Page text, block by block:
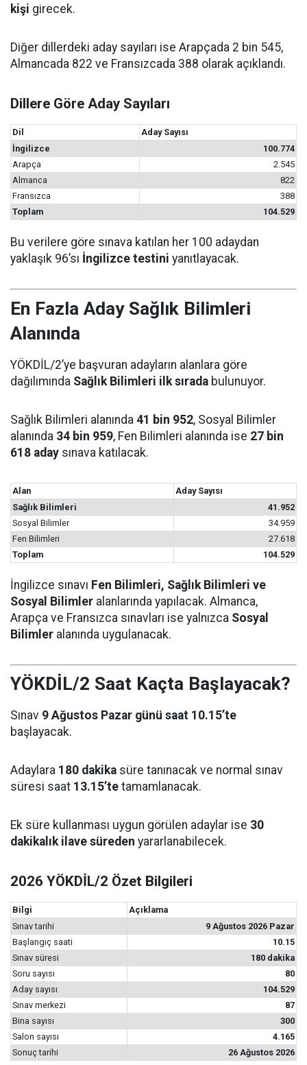
kişi girecek.
Diğer dillerdeki aday sayıları ise Arapçada 2 bin 545,
Almancada 822 ve Fransızcada 388 olarak açıklandı.
Dillere Göre Aday Sayıları
Dil
Aday Sayısı
İngilizce
100.774
Arapça
2.545
Almanca
822
Fransızca
388
Toplam
104.529
Bu verilere göre sınava katılan her 100 adaydan
yaklaşık 96’sı İngilizce testini yanıtlayacak.
En Fazla Aday Sağlık Bilimleri
Alanında
YÖKDİL/2’ye başvuran adayların alanlara göre
dağılımında Sağlık Bilimleri ilk sırada bulunuyor.
Sağlık Bilimleri alanında 41 bin 952, Sosyal Bilimler
alanında 34 bin 959, Fen Bilimleri alanında ise 27 bin
618 aday sınava katılacak.
Alan
Aday Sayısı
Sağlık Bilimleri
41.952
Sosyal Bilimler
34.959
Fen Bilimleri
27.618
Toplam
104.529
İngilizce sınavı Fen Bilimleri, Sağlık Bilimleri ve
Sosyal Bilimler alanlarında yapılacak. Almanca,
Arapça ve Fransızca sınavları ise yalnızca Sosyal
Bilimler alanında uygulanacak.
YÖKDİL/2 Saat Kaçta Başlayacak?
Sınav 9 Ağustos Pazar günü saat 10.15’te
başlayacak.
Adaylara 180 dakika süre tanınacak ve normal sınav
süresi saat 13.15’te tamamlanacak.
Ek süre kullanması uygun görülen adaylar ise 30
dakikalık ilave süreden yararlanabilecek.
2026 YÖKDİL/2 Özet Bilgileri
Bilgi
Açıklama
Sınav tarihi
9 Ağustos 2026 Pazar
Başlangıç saati
10.15
Sınav süresi
180 dakika
Soru sayısı
80
Aday sayısı
104.529
Sınav merkezi
87
Bina sayısı
300
Salon sayısı
4.165
Sonuç tarihi
26 Ağustos 2026